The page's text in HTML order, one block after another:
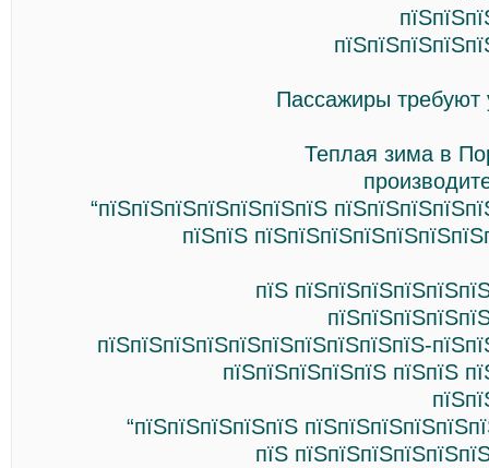
Пассажиры требуют
Теплая зима в
“пїЅпїЅпїЅпїЅпїЅпїЅпїЅ
пїЅпїЅ
пїЅ
пїЅпїЅпїЅпїЅпїЅпїЅпїЅпїЅпїЅпїЅ-
пїЅпїЅпїЅпїЅпїЅ пїЅпїЅ
“пїЅпїЅпїЅпїЅпїЅ
пїЅ